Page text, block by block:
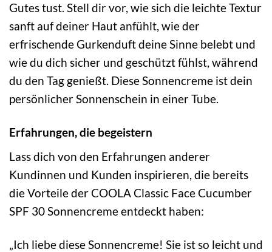
Gutes tust. Stell dir vor, wie sich die leichte Textur
sanft auf deiner Haut anfühlt, wie der
erfrischende Gurkenduft deine Sinne belebt und
wie du dich sicher und geschützt fühlst, während
du den Tag genießt. Diese Sonnencreme ist dein
persönlicher Sonnenschein in einer Tube.
Erfahrungen, die begeistern
Lass dich von den Erfahrungen anderer
Kundinnen und Kunden inspirieren, die bereits
die Vorteile der COOLA Classic Face Cucumber
SPF 30 Sonnencreme entdeckt haben:
„Ich liebe diese Sonnencreme! Sie ist so leicht und